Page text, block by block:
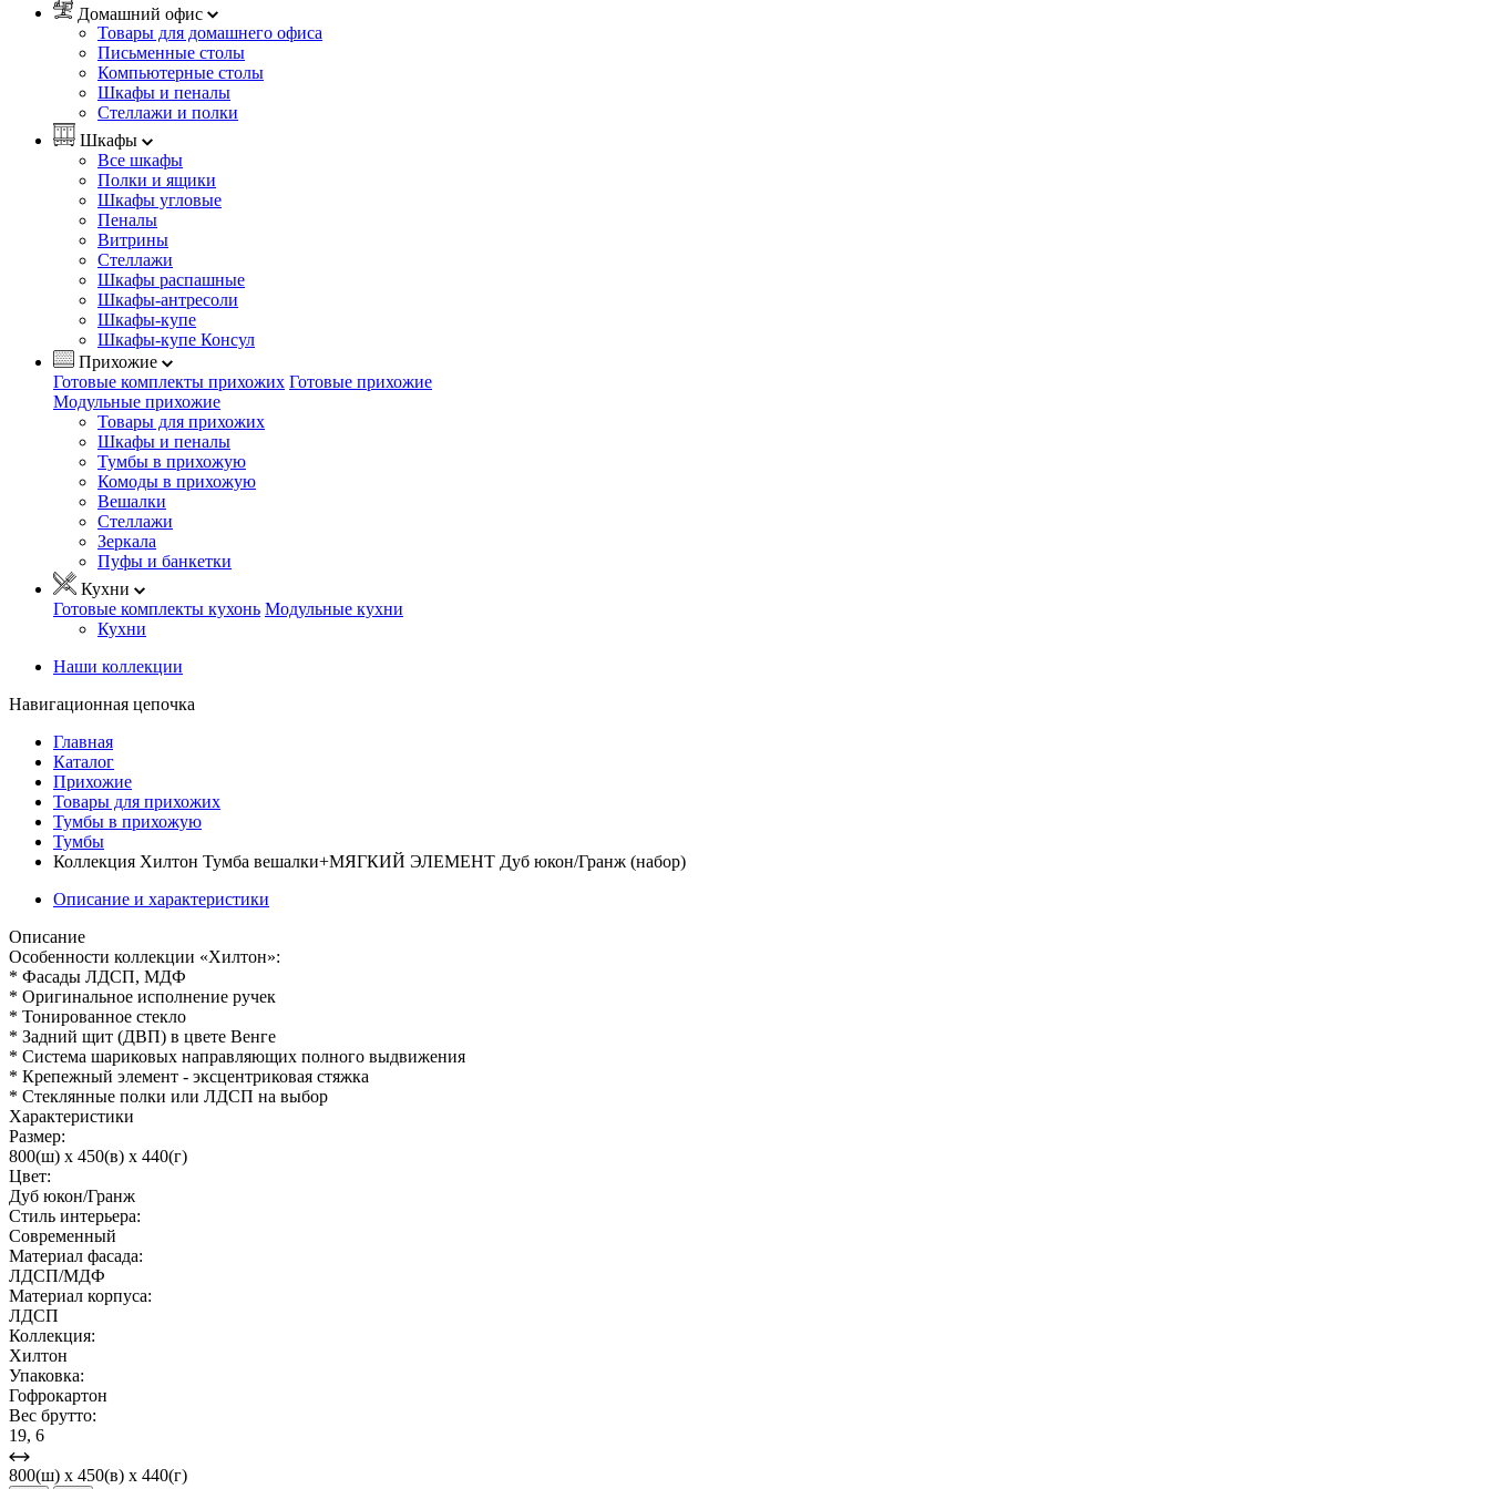
Домашний офис
Товары для домашнего офиса
Письменные столы
Компьютерные столы
Шкафы и пеналы
Стеллажи и полки
Шкафы
Все шкафы
Полки и ящики
Шкафы угловые
Пеналы
Витрины
Стеллажи
Шкафы распашные
Шкафы-антресоли
Шкафы-купе
Шкафы-купе Консул
Прихожие
Готовые комплекты прихожих Готовые прихожие
Модульные прихожие
Товары для прихожих
Шкафы и пеналы
Тумбы в прихожую
Комоды в прихожую
Вешалки
Стеллажи
Зеркала
Пуфы и банкетки
Кухни
Готовые комплекты кухонь Модульные кухни
Кухни
Наши коллекции
Навигационная цепочка
Главная
Каталог
Прихожие
Товары для прихожих
Тумбы в прихожую
Тумбы
Коллекция Хилтон Тумба вешалки+МЯГКИЙ ЭЛЕМЕНТ Дуб юкон/Гранж (набор)
Описание и характеристики
Описание
Особенности коллекции «Хилтон»:
* Фасады ЛДСП, МДФ
* Оригинальное исполнение ручек
* Тонированное стекло
* Задний щит (ДВП) в цвете Венге
* Система шариковых направляющих полного выдвижения
* Крепежный элемент - эксцентриковая стяжка
* Стеклянные полки или ЛДСП на выбор
Характеристики
Размер:
800(ш) x 450(в) x 440(г)
Цвет:
Дуб юкон/Гранж
Стиль интерьера:
Современный
Материал фасада:
ЛДСП/МДФ
Материал корпуса:
ЛДСП
Коллекция:
Хилтон
Упаковка:
Гофрокартон
Вес брутто:
19, 6
800(ш) x 450(в) x 440(г)